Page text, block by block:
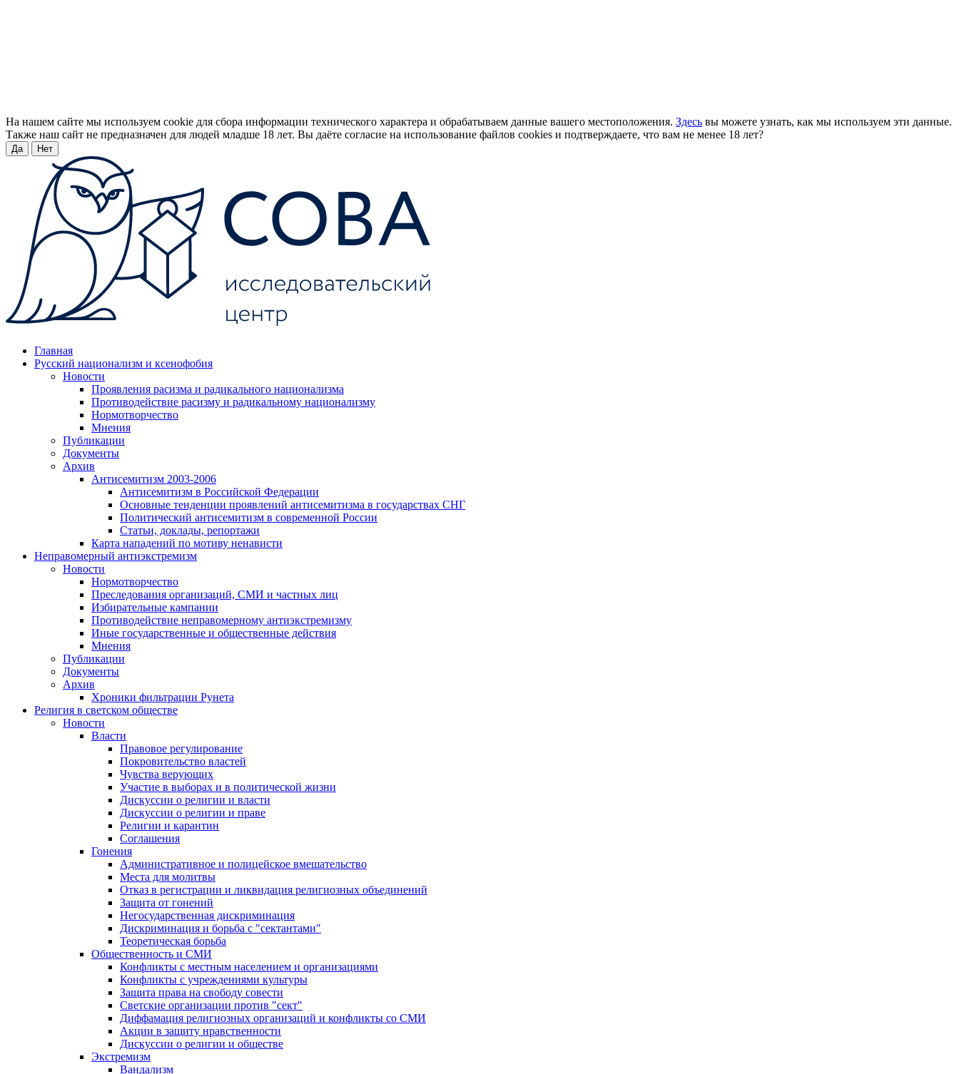
На нашем сайте мы используем cookie для сбора информации технического характера и обрабатываем данные вашего местоположения. Здесь вы можете узнать, как мы используем эти данные.
Также наш сайт не предназначен для людей младше 18 лет. Вы даёте согласие на использование файлов cookies и подтверждаете, что вам не менее 18 лет?
Да Нет
Главная
Русский национализм и ксенофобия
Новости
Проявления расизма и радикального национализма
Противодействие расизму и радикальному национализму
Нормотворчество
Мнения
Публикации
Документы
Архив
Антисемитизм 2003-2006
Антисемитизм в Российской Федерации
Основные тенденции проявлений антисемитизма в государствах СНГ
Политический антисемитизм в современной России
Статьи, доклады, репортажи
Карта нападений по мотиву ненависти
Неправомерный антиэкстремизм
Новости
Нормотворчество
Преследования организаций, СМИ и частных лиц
Избирательные кампании
Противодействие неправомерному антиэкстремизму
Иные государственные и общественные действия
Мнения
Публикации
Документы
Архив
Хроники фильтрации Рунета
Религия в светском обществе
Новости
Власти
Правовое регулирование
Покровительство властей
Чувства верующих
Участие в выборах и в политической жизни
Дискуссии о религии и власти
Дискуссии о религии и праве
Религии и карантин
Соглашения
Гонения
Административное и полицейское вмешательство
Места для молитвы
Отказ в регистрации и ликвидация религиозных объединений
Защита от гонений
Негосударственная дискриминация
Дискриминация и борьба с "сектантами"
Теоретическая борьба
Общественность и СМИ
Конфликты с местным населением и организациями
Конфликты с учреждениями культуры
Защита права на свободу совести
Светские организации против "сект"
Диффамация религиозных организаций и конфликты со СМИ
Акции в защиту нравственности
Дискуссии о религии и обществе
Экстремизм
Вандализм